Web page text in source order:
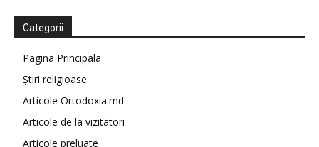
Categorii
Pagina Principala
Știri religioase
Articole Ortodoxia.md
Articole de la vizitatori
Articole preluate